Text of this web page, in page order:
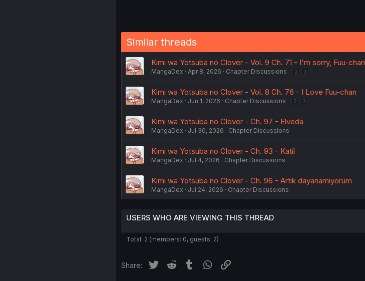
:
Similar threads
Kimi wa Yotsuba no Clover - Vol. 9 Ch. 71 - I'm sorry, Fuu-chan
MangaDex Apr 8, 2026 Chapter Discussions 2 3
Kimi wa Yotsuba no Clover - Vol. 8 Ch. 76 - I Love Fuu-chan
MangaDex Jun 1, 2026 Chapter Discussions 2 3
Kimi wa Yotsuba no Clover - Ch. 97 - Elveda
MangaDex Jul 30, 2026 Chapter Discussions
Kimi wa Yotsuba no Clover - Ch. 93 - Katil
MangaDex Jul 4, 2026 Chapter Discussions
Kimi wa Yotsuba no Clover - Ch. 96 - Artık dayanamıyorum
MangaDex Jul 24, 2026 Chapter Discussions
USERS WHO ARE VIEWING THIS THREAD
Total: 2 (members: 0, guests: 2)
Share: Twitter Reddit Tumblr WhatsApp